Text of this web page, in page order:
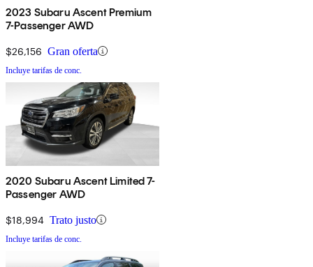
2023 Subaru Ascent Premium
7-Passenger AWD
$26,156 Gran oferta
Incluye tarifas de conc.
2020 Subaru Ascent Limited 7-
Passenger AWD
$18,994 Trato justo
Incluye tarifas de conc.